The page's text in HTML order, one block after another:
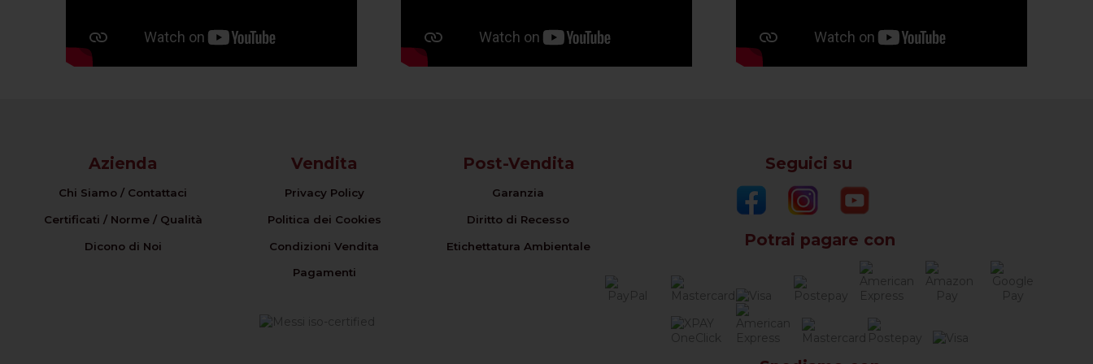
Azienda
Chi Siamo / Contattaci
Certificati / Norme / Qualità
Dicono di Noi
Vendita
Privacy Policy
Politica dei Cookies
Condizioni Vendita
Pagamenti
Post-Vendita
Garanzia
Diritto di Recesso
Etichettatura Ambientale
Seguici su
Potrai pagare con